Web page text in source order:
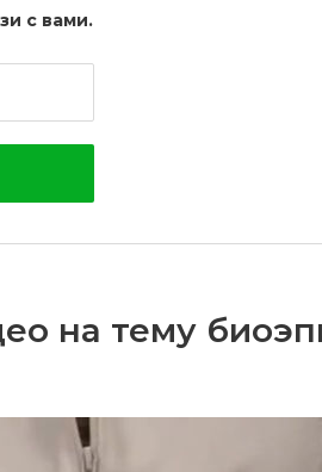
с вами.
на тему